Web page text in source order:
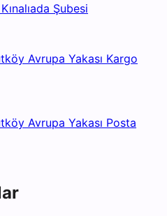
Şubesi
Avrupa Yakası Kargo
Avrupa Yakası Posta